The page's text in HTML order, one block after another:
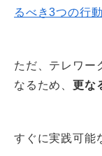
るべき3つの行動
ただ、テレワー
なるため、 更な
すぐに実践可能